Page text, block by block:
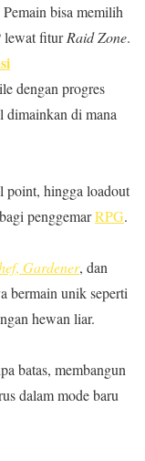
bisa memilih
lewat fiturRaid Zone.
dengan progres
dimainkan di mana
point, hingga loadout
penggemarRPG.
, Gardener, dan
bermain unik seperti
hewan liar.
batas, membangun
dalam mode baru